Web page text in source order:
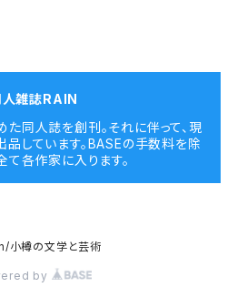
人雑誌RAIN
同人誌を創刊。それに伴って、現
しています。BASEの手数料を除
て各作家に入ります。
小樽の文学と芸術
by